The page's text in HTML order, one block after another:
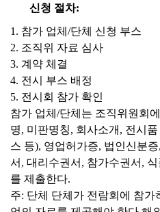
신청 절차:
1. 참가 업체/단체 신청 부스
2. 조직위 자료 심사
3. 계약 체결
4. 전시 부스 배정
5. 전시회 참가 확인
참가 업체/단체는 조직위원회
명, 미판명칭, 회사소개, 전시
스 등), 영업허가증, 법인신분
서, 대리수권서, 참가수권서,
를 제출한다.
주: 단체 단체가 전람회에 참가